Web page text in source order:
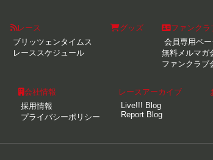
レース
ブリッツェンタイムス
レーススケジュール
グッズ
ファンクラ
会員専用ペ
無料メルマガ
ファンクラブ
会社情報
採用情報
プライバシーポリシー
レースアーカイブ
Live!!! Blog
Report Blog